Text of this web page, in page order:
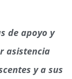
de apoyo y
asistencia
y a sus